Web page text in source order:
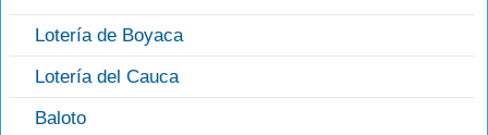
Lotería de Boyaca
Lotería del Cauca
Baloto